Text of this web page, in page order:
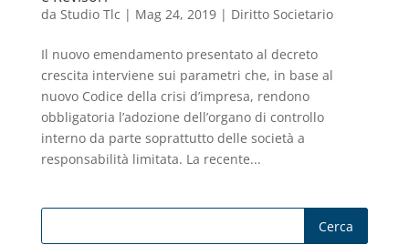
da Studio Tlc | Mag 24, 2019| Diritto Societario
Il nuovo emendamento presentato al decreto
crescita interviene sui parametri che, in base al
nuovo Codice della crisi d’impresa, rendono
obbligatoria l’adozione dell’organo di controllo
interno da parte soprattutto delle società a
responsabilità limitata. La recente...